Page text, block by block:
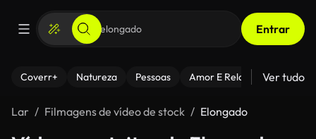
Entrar
Coverr+ Natureza Pessoas Amor E Relacionamentos
Ver tudo
Lar Filmagens de vídeo de stock Elongado